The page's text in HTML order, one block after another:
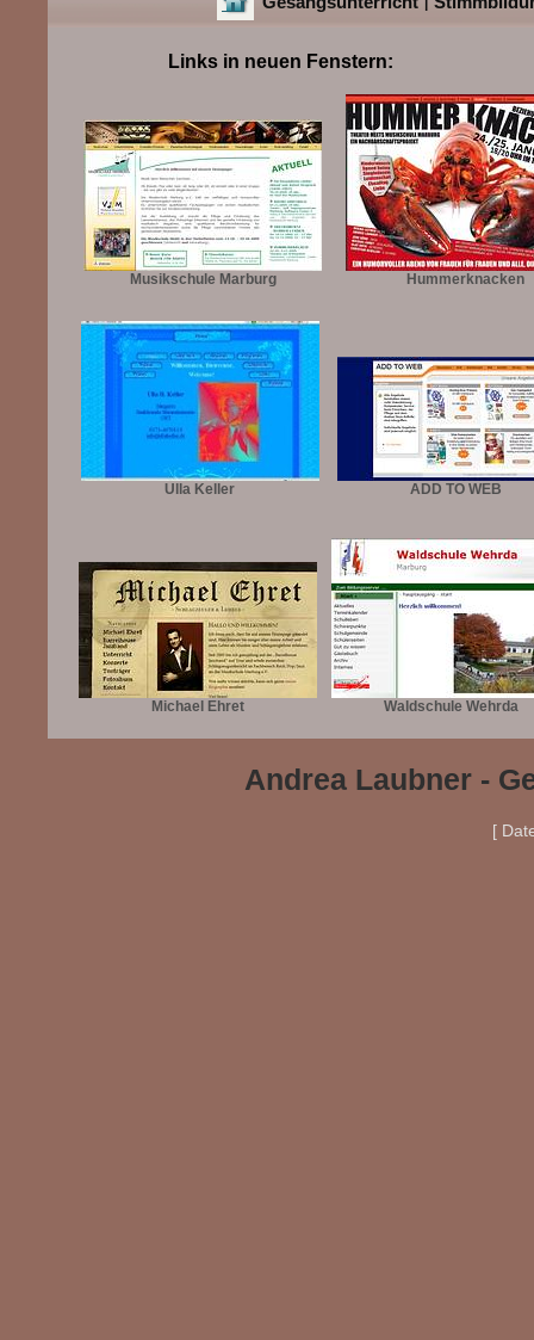
Links in neuen Fenstern:
Musikschule Marburg Hummerknacken
Ulla Keller ADD TO WEB
Michael Ehret Waldschule Wehrda
Andrea Laubner -
[